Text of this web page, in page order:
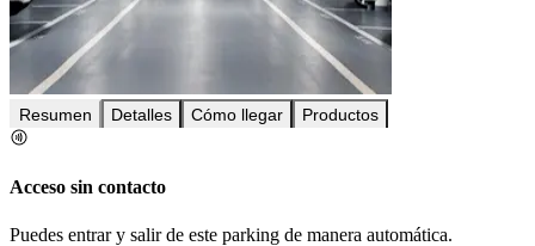
Resumen Detalles Cómo llegar Productos
Acceso sin contacto
Puedes entrar y salir de este parking de manera automática.